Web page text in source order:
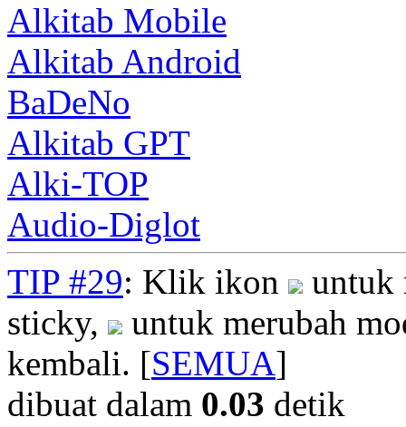
Alkitab Mobile
Alkitab Android
BaDeNo
Alkitab GPT
Alki-TOP
Audio-Diglot
TIP #29: Klik ikon
untuk
sticky,
untuk merubah
kembali. [SEMUA]
dibuat dalam 0.03 detik